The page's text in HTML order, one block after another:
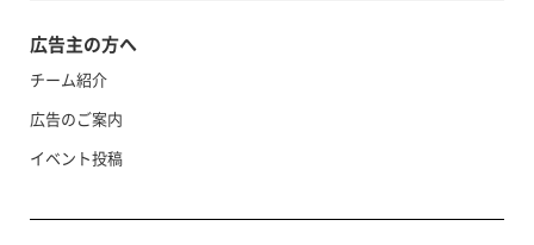
広告主の方へ
チーム紹介
広告のご案内
イベント投稿